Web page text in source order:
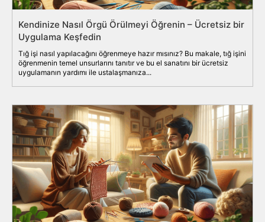
Kendinize Nasıl Örgü Örülmeyi Öğrenin – Ücretsiz bir
Uygulama Keşfedin
Tığ işi nasıl yapılacağını öğrenmeye hazır mısınız? Bu makale, tığ işini
öğrenmenin temel unsurlarını tanıtır ve bu el sanatını bir ücretsiz
uygulamanın yardımı ile ustalaşmanıza...